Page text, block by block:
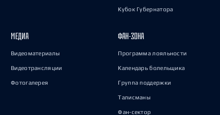
Кубок Губернатора
МЕДИА
Видеоматериалы
Видеотрансляции
Фотогалерея
ФАН-ЗОНА
Программа лояльности
Календарь болельщика
Группа поддержки
Талисманы
Фан-сектор